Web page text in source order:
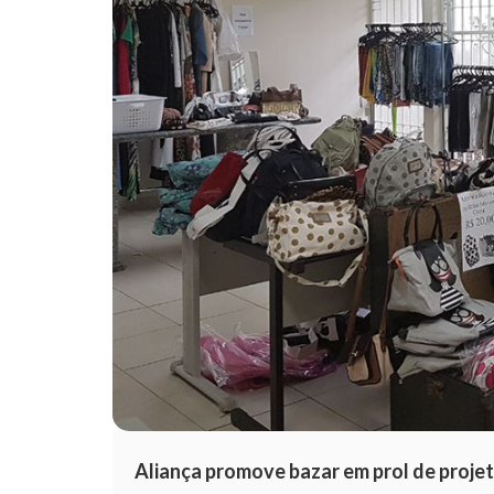
Aliança promove bazar em prol de